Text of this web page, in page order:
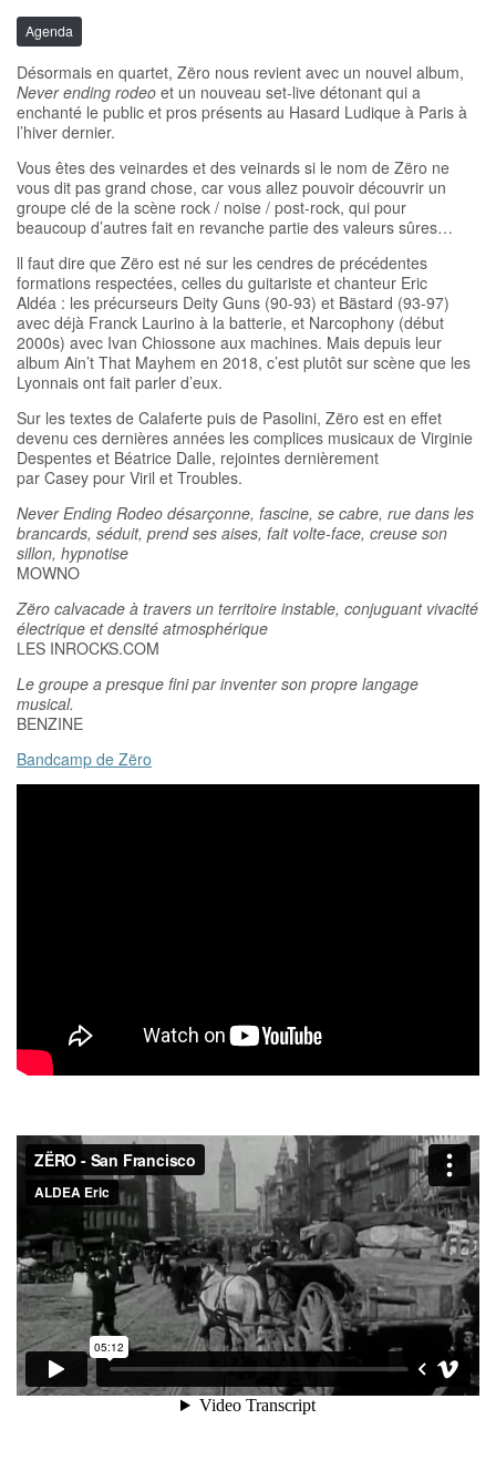
Agenda
Désormais en quartet, Zëro nous revient avec un nouvel album,
Never ending rodeo et un nouveau set-live détonant qui a
enchanté le public et pros présents au Hasard Ludique à Paris à
l’hiver dernier.
Vous êtes des veinardes et des veinards si le nom de Zëro ne
vous dit pas grand chose, car vous allez pouvoir découvrir un
groupe clé de la scène rock / noise / post-rock, qui pour
beaucoup d’autres fait en revanche partie des valeurs sûres…
ll faut dire que Zëro est né sur les cendres de précédentes
formations respectées, celles du guitariste et chanteur Eric
Aldéa : les précurseurs Deity Guns (90-93) et Bästard (93-97)
avec déjà Franck Laurino à la batterie, et Narcophony (début
2000s) avec Ivan Chiossone aux machines. Mais depuis leur
album Ain’t That Mayhem en 2018, c’est plutôt sur scène que les
Lyonnais ont fait parler d’eux.
Sur les textes de Calaferte puis de Pasolini, Zëro est en effet
devenu ces dernières années les complices musicaux de Virginie
Despentes et Béatrice Dalle, rejointes dernièrement
par Casey pour Viril et Troubles.
Never Ending Rodeo désarçonne, fascine, se cabre, rue dans les
brancards, séduit, prend ses aises, fait volte-face, creuse son
sillon, hypnotise
MOWNO
Zëro calvacade à travers un territoire instable, conjuguant vivacité
électrique et densité atmosphérique
LES INROCKS.COM
Le groupe a presque fini par inventer son propre langage
musical.
BENZINE
Bandcamp de Zëro